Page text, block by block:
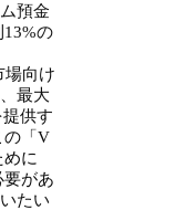
預金
の
場向け
最大
供す
の「V
に
があ
たい